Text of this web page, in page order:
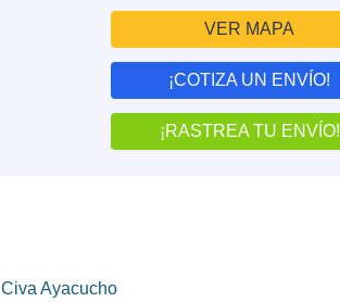
VER MAPA
¡COTIZA UN ENVÍO!
¡RASTREA TU ENVÍO!
Civa Ayacucho